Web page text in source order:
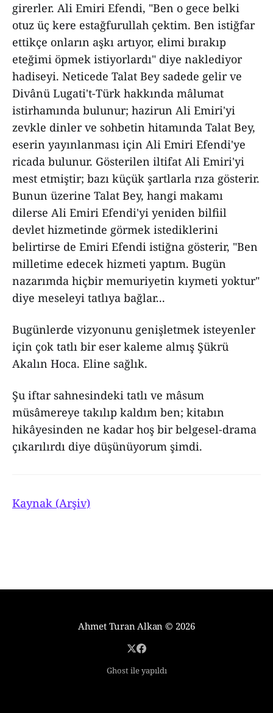
girerler. Ali Emiri Efendi, "Ben o gece belki
otuz üç kere estağfurullah çektim. Ben istiğfar
ettikçe onların aşkı artıyor, elimi bırakıp
eteğimi öpmek istiyorlardı" diye naklediyor
hadiseyi. Neticede Talat Bey sadede gelir ve
Divânü Lugati't-Türk hakkında mâlumat
istirhamında bulunur; hazirun Ali Emiri'yi
zevkle dinler ve sohbetin hitamında Talat Bey,
eserin yayınlanması için Ali Emiri Efendi'ye
ricada bulunur. Gösterilen iltifat Ali Emiri'yi
mest etmiştir; bazı küçük şartlarla rıza gösterir.
Bunun üzerine Talat Bey, hangi makamı
dilerse Ali Emiri Efendi'yi yeniden bilfiil
devlet hizmetinde görmek istediklerini
belirtirse de Emiri Efendi istiğna gösterir, "Ben
milletime edecek hizmeti yaptım. Bugün
nazarımda hiçbir memuriyetin kıymeti yoktur"
diye meseleyi tatlıya bağlar...
Bugünlerde vizyonunu genişletmek isteyenler
için çok tatlı bir eser kaleme almış Şükrü
Akalın Hoca. Eline sağlık.
Şu iftar sahnesindeki tatlı ve mâsum
müsâmereye takılıp kaldım ben; kitabın
hikâyesinden ne kadar hoş bir belgesel-drama
çıkarılırdı diye düşünüyorum şimdi.
Kaynak (Arşiv)
Ahmet Turan Alkan © 2026
Ghost ile yapıldı